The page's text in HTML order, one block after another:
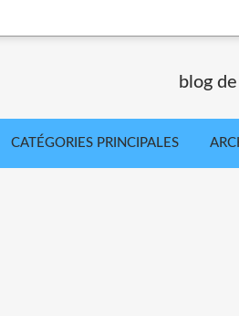
blog
CATÉGORIES PRINCIPALES